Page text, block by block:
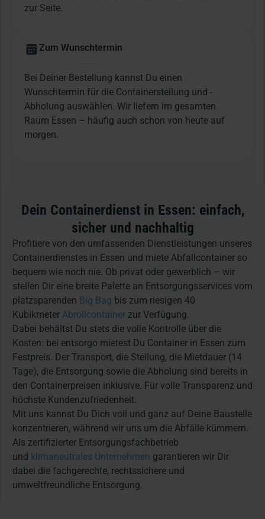
zur Seite.
Zum Wunschtermin
Bei Deiner Bestellung kannst Du einen
Wunschtermin für die Containerstellung und -
Abholung auswählen. Wir liefern im gesamten
Raum Essen – häufig auch schon von heute auf
morgen.
Dein Containerdienst in Essen: einfach,
sicher und nachhaltig
Profitiere von den umfassenden Dienstleistungen unseres
Containerdienstes in Essen und miete Abfallcontainer so
bequem wie noch nie. Ob privat oder gewerblich – wir
stellen Dir eine breite Palette an Entsorgungsservices vom
platzsparenden Big Bag bis zum riesigen 40
Kubikmeter Abrollcontainer zur Verfügung.
Dabei behältst Du stets die volle Kontrolle über die
Kosten: bei entsorgo mietest Du Container in Essen zum
Festpreis. Der Transport, die Stellung, die Mietdauer (14
Tage), die Entsorgung sowie die Abholung sind bereits in
den Containerpreisen inklusive. Für volle Transparenz und
höchste Kundenzufriedenheit.
Mit uns kannst Du Dich voll und ganz auf Deine Baustelle
konzentrieren, während wir uns um die Abfälle kümmern.
Als zertifizierter Entsorgungsfachbetrieb
und klimaneutrales Unternehmen garantieren wir Dir
dabei die fachgerechte, rechtssichere und
umweltfreundliche Entsorgung.